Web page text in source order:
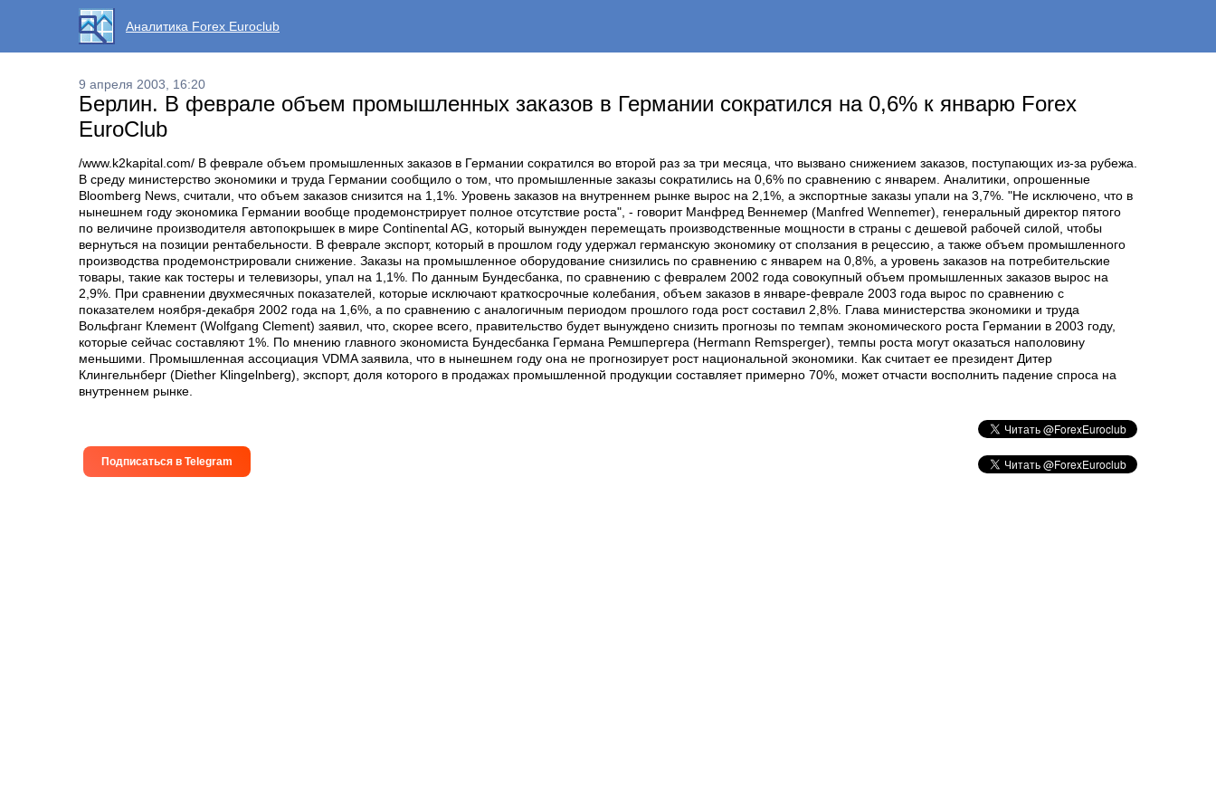
Аналитика Forex Euroclub
9 апреля 2003, 16:20
Берлин. В феврале объем промышленных заказов в Германии сократился на 0,6% к январю Forex
EuroClub
/www.k2kapital.com/ В феврале объем промышленных заказов в Германии сократился во второй раз за три месяца, что вызвано снижением заказов, поступающих из-за рубежа.
В среду министерство экономики и труда Германии сообщило о том, что промышленные заказы сократились на 0,6% по сравнению с январем. Аналитики, опрошенные
Bloomberg News, считали, что объем заказов снизится на 1,1%. Уровень заказов на внутреннем рынке вырос на 2,1%, а экспортные заказы упали на 3,7%. "Не исключено, что в
нынешнем году экономика Германии вообще продемонстрирует полное отсутствие роста", - говорит Манфред Веннемер (Manfred Wennemer), генеральный директор пятого
по величине производителя автопокрышек в мире Continental AG, который вынужден перемещать производственные мощности в страны с дешевой рабочей силой, чтобы
вернуться на позиции рентабельности. В феврале экспорт, который в прошлом году удержал германскую экономику от сползания в рецессию, а также объем промышленного
производства продемонстрировали снижение. Заказы на промышленное оборудование снизились по сравнению с январем на 0,8%, а уровень заказов на потребительские
товары, такие как тостеры и телевизоры, упал на 1,1%. По данным Бундесбанка, по сравнению с февралем 2002 года совокупный объем промышленных заказов вырос на
2,9%. При сравнении двухмесячных показателей, которые исключают краткосрочные колебания, объем заказов в январе-феврале 2003 года вырос по сравнению с
показателем ноября-декабря 2002 года на 1,6%, а по сравнению с аналогичным периодом прошлого года рост составил 2,8%. Глава министерства экономики и труда
Вольфганг Клемент (Wolfgang Clement) заявил, что, скорее всего, правительство будет вынуждено снизить прогнозы по темпам экономического роста Германии в 2003 году,
которые сейчас составляют 1%. По мнению главного экономиста Бундесбанка Германа Ремшпергера (Hermann Remsperger), темпы роста могут оказаться наполовину
меньшими. Промышленная ассоциация VDMA заявила, что в нынешнем году она не прогнозирует рост национальной экономики. Как считает ее президент Дитер
Клингельнберг (Diether Klingelnberg), экспорт, доля которого в продажах промышленной продукции составляет примерно 70%, может отчасти восполнить падение спроса на
внутреннем рынке.
Подписаться в Telegram